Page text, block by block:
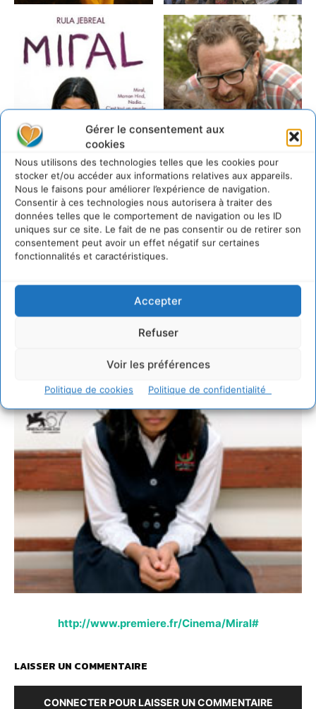
Gérer le consentement aux
cookies
Nous utilisons des technologies telles que les cookies pour
stocker et/ou accéder aux informations relatives aux appareils.
Nous le faisons pour améliorer l’expérience de navigation.
Consentir à ces technologies nous autorisera à traiter des
données telles que le comportement de navigation ou les ID
uniques sur ce site. Le fait de ne pas consentir ou de retirer son
consentement peut avoir un effet négatif sur certaines
fonctionnalités et caractéristiques.
Accepter
Refuser
Voir les préférences
Politique de cookies Politique de confidentialité
http://www.premiere.fr/Cinema/Miral#
LAISSER UN COMMENTAIRE
CONNECTER POUR LAISSER UN COMMENTAIRE